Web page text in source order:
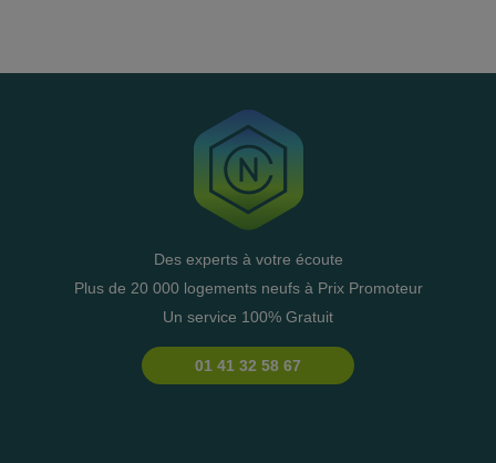
Des experts à votre écoute
Plus de 20 000 logements neufs à Prix Promoteur
Un service 100% Gratuit
01 41 32 58 67